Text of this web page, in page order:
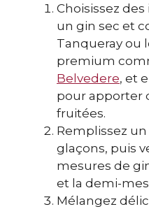
Choisissez
un gin sec et
Tanqueray ou
premium
Belvedere, et
pour apporter
fruitées.
Remplissez un
glaçons, puis
mesures de
et la demi-
Mélangez